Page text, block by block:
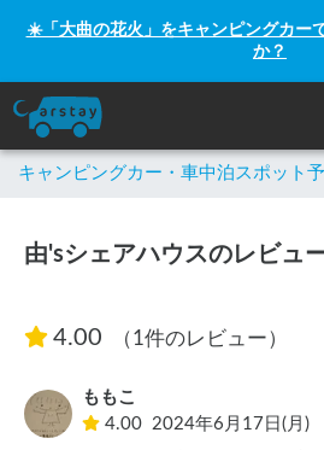
☀️「大曲の花火」をキャンピングカー
か？
キャンピングカー・車中泊スポット
由'sシェアハウスのレビュ
4.00 （1件のレビュー）
ももこ
4.00 2024年6月17日(月)